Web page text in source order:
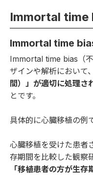
Immortal time
Immortal time
Immortal time bias（
ザインや解析において、
間）」が適切に処理さ
とです。
具体的に心臓移植の例
心臓移植を受けた患者
存期間を比較した観察
「移植患者の方が生存